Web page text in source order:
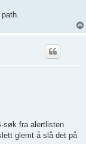
søk fra alertlisten
glemt å slå det på